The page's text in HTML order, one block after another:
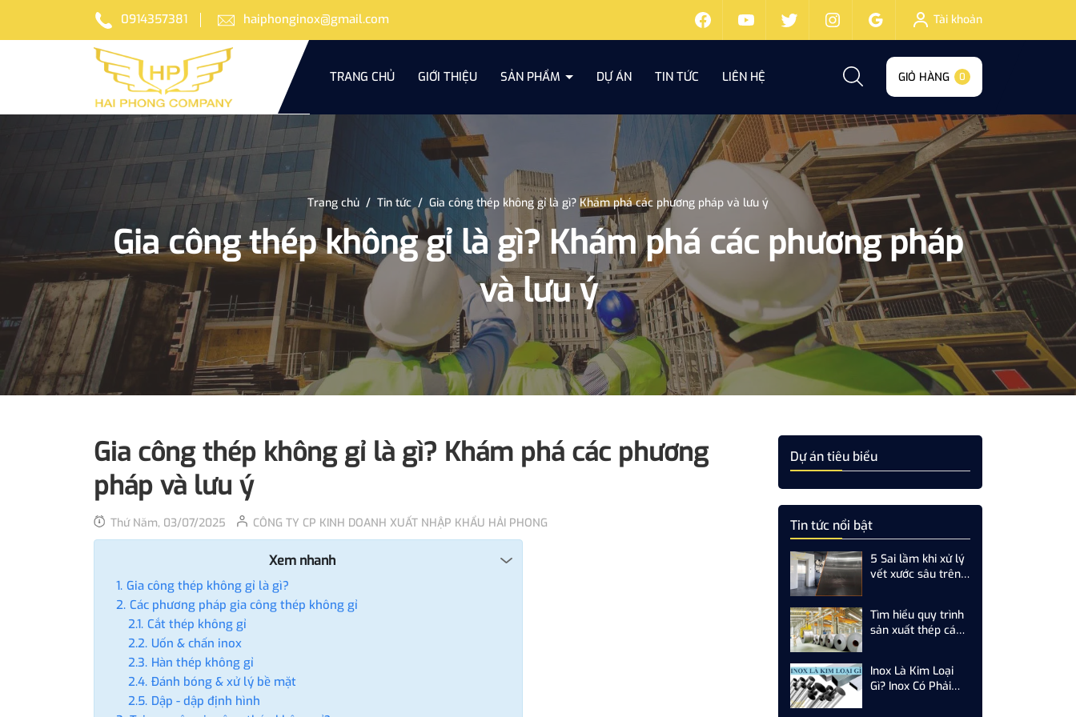
0914357381 haiphonginox@gmail.com Tài khoản
TRANG CHỦ GIỚI THIỆU SẢN PHẨM DỰ ÁN TIN TỨC LIÊN HỆ GIỎ HÀNG 0
Trang chủ / Tin tức / Gia công thép không gỉ là gì? Khám phá các phương pháp và lưu ý
Gia công thép không gỉ là gì? Khám phá các phương pháp
và lưu ý
Gia công thép không gỉ là gì? Khám phá các phương
pháp và lưu ý
Thứ Năm, 03/07/2025 CÔNG TY CP KINH DOANH XUẤT NHẬP KHẨU HẢI PHONG
Xem nhanh
Gia công thép không gỉ là gì?
Các phương pháp gia công thép không gỉ
Cắt thép không gỉ
Uốn & chấn inox
Hàn thép không gỉ
Đánh bóng & xử lý bề mặt
Dập - dập định hình
Dự án tiêu biểu
Tin tức nổi bật
5 Sai lầm khi xử lý
vết xước sâu trên
Tìm hiểu quy trình
sản xuất thép cán
Inox Là Kim Loại
Gì? Inox Có Phải